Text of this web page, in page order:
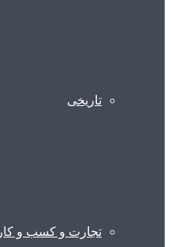
تاریخی
تجارت و کسب و کار